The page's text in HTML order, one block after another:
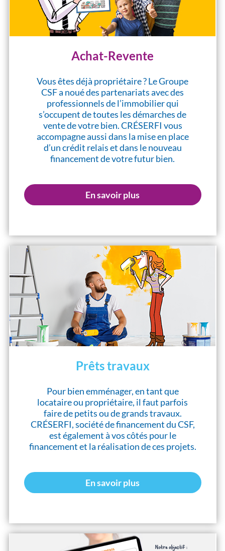
Achat-Revente
Vous êtes déjà propriétaire ? Le Groupe
CSF a noué des partenariats avec des
professionnels de l’immobilier qui
s’occupent de toutes les démarches de
vente de votre bien. CRÉSERFI vous
accompagne aussi dans la mise en place
d’un crédit relais et dans le nouveau
financement de votre futur bien.
En savoir plus
Prêts travaux
Pour bien emménager, en tant que
locataire ou propriétaire, il faut parfois
faire de petits ou de grands travaux.
CRÉSERFI, société de financement du CSF,
est également à vos côtés pour le
financement et la réalisation de ces projets.
En savoir plus